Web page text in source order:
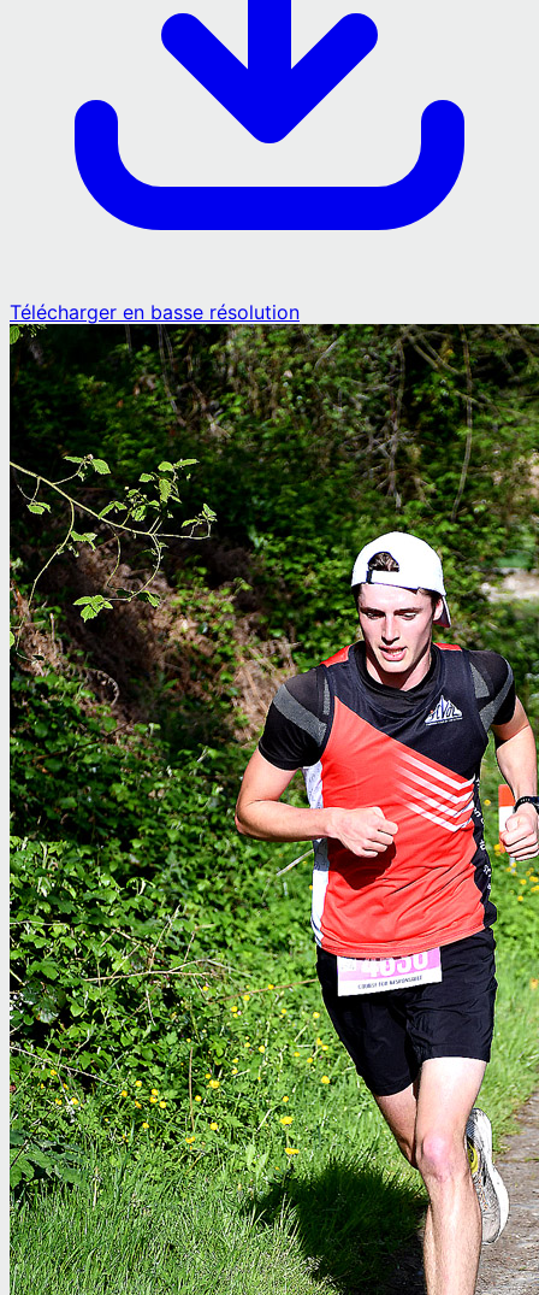
Télécharger en basse résolution